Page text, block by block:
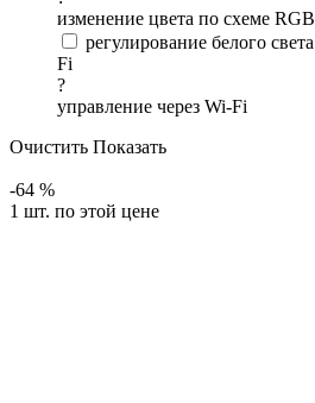
изменение цвета по схеме RGB
регулирование белого света
Fi
?
управление через Wi-Fi
Очистить Показать
-64 %
1 шт. по этой цене